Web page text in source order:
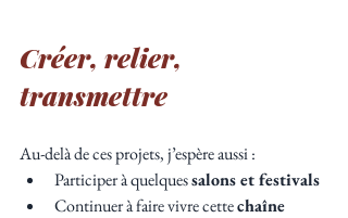
Créer, relier,
transmettre
Au-delà de ces projets, j’espère aussi :
Participer à quelques salons et festivals
Continuer à faire vivre cette chaîne